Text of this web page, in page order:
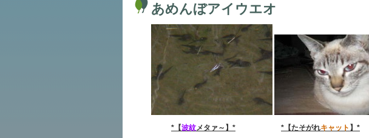
あめんぼアイウエオ
*【波紋メタァ～】* *【たそがれキャット 】*